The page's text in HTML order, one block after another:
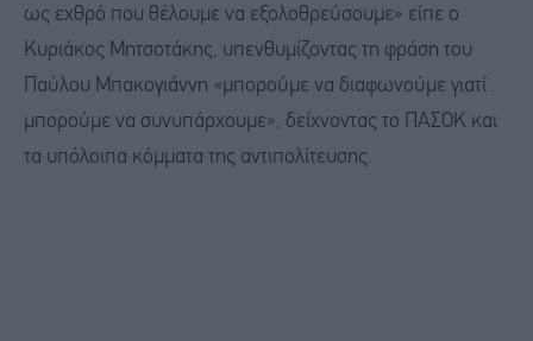
ως εχθρό που θέλουμε να εξολοθρεύσουμε» είπε ο
Κυριάκος Μητσοτάκης, υπενθυμίζοντας τη φράση του
Παύλου Μπακογιάννη «μπορούμε να διαφωνούμε γιατί
μπορούμε να συνυπάρχουμε», δείχνοντας το ΠΑΣΟΚ και
τα υπόλοιπα κόμματα της αντιπολίτευσης.